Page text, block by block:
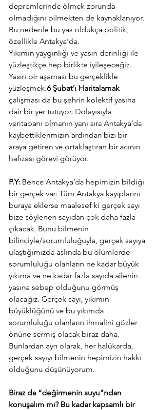
depremlerinde ölmek zorunda
olmadığını bilmekten de kaynaklanıyor.
Bu nedenle bu yas oldukça politik,
özellikle Antakya’da.
Yıkımın yaygınlığı ve yasın derinliği ile
yüzleştikçe hep birlikte iyileşeceğiz.
Yasın bir aşaması bu gerçeklikle
yüzleşmek.6 Şubat’ı Haritalamak
çalışması da bu şehrin kolektif yasına
dair bir yer tutuyor. Dolayısıyla
veritabanı olmanın yanı sıra Antakya’da
kaybettiklerimizin ardından bizi bir
araya getiren ve ortaklaştıran bir acının
hafızası görevi görüyor.
P.Y: Bence Antakya’da hepimizin bildiği
bir gerçek var: Tüm Antakya kayıplarını
buraya eklerse maalesef ki gerçek sayı
bize söylenen sayıdan çok daha fazla
çıkacak. Bunu bilmenin
bilinciyle/sorumluluğuyla, gerçek sayıya
ulaştığımızda aslında bu ölümlerde
sorumluluğu olanların ne kadar büyük
yıkıma ve ne kadar fazla sayıda ailenin
yasına sebep olduğunu görmüş
olacağız. Gerçek sayı, yıkımın
büyüklüğünü ve bu yıkımda
sorumluluğu olanların ihmalini gözler
önüne sermiş olacak biraz daha.
Bunlardan ayrı olarak, her halükarda,
gerçek sayıyı bilmenin hepimizin hakkı
olduğunu düşünüyorum.
Biraz da “değirmenin suyu”ndan
konuşalım mı? Bu kadar kapsamlı bir